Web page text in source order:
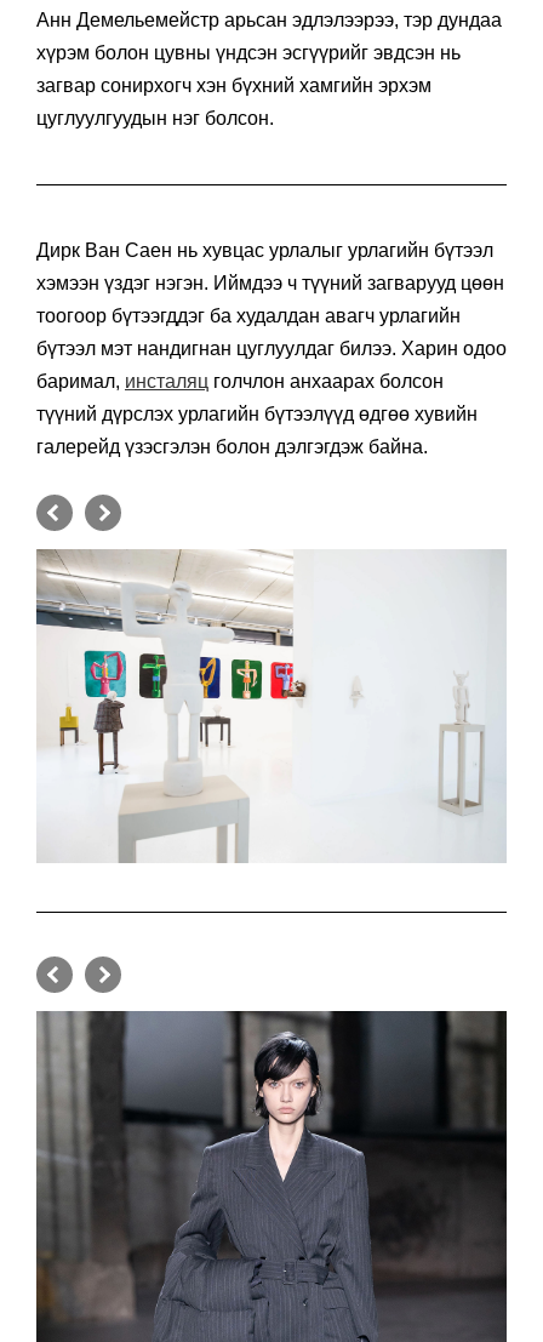
Анн Демельемейстр арьсан эдлэлээрээ, тэр дундаа
хүрэм болон цувны үндсэн эсгүүрийг эвдсэн нь
загвар сонирхогч хэн бүхний хамгийн эрхэм
цуглуулгуудын нэг болсон.
Дирк Ван Саен нь хувцас урлалыг урлагийн бүтээл
хэмээн үздэг нэгэн. Иймдээ ч түүний загварууд цөөн
тоогоор бүтээгддэг ба худалдан авагч урлагийн
бүтээл мэт нандигнан цуглуулдаг билээ. Харин одоо
баримал, инсталяц голчлон анхаарах болсон
түүний дүрслэх урлагийн бүтээлүүд өдгөө хувийн
галерейд үзэсгэлэн болон дэлгэгдэж байна.